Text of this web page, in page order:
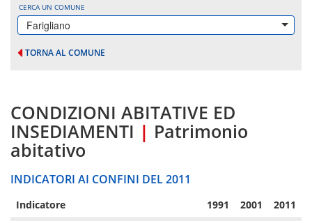
CERCA UN COMUNE
Farigliano
TORNA AL COMUNE
CONDIZIONI ABITATIVE ED
INSEDIAMENTI | Patrimonio
abitativo
INDICATORI AI CONFINI DEL 2011
Indicatore 1991 2001 2011